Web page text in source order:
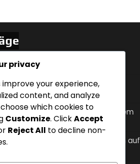
Schlafposition: Häufigkeit,
zur Behandlung von
Strategien bei nächtlichem
und seine Auswirkungen auf
privacy
improve your experience,
content, and analyze
which cookies to
Customize. ClickAccept
Reject All to decline non-